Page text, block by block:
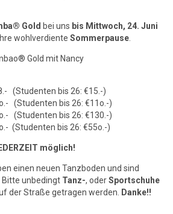
Gold bei uns bis Mittwoch, 24. Juni
Ihre wohlverdiente Sommerpause.
Gold mit Nancy
bis 26: €15.-)
(Studenten bis 26: €11o.-)
bis 26: €130.-)
bis 26: €55o.-)
möglich!
einen neuen Tanzboden und sind
Bitte unbedingt Tanz-, oderSportschuhe
der Straße getragen werden. Danke!!